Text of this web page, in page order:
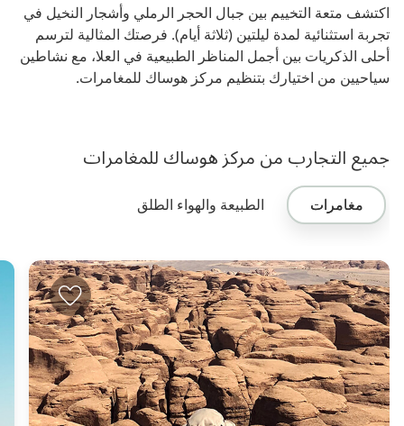
اكتشف متعة التخييم بين جبال الحجر الرملي وأشجار النخيل في
تجربة استثنائية لمدة ليلتين (ثلاثة أيام). فرصتك المثالية لترسم
أحلى الذكريات بين أجمل المناظر الطبيعية في العلا، مع نشاطين
سياحيين من اختيارك بتنظيم مركز هوساك للمغامرات.
جميع التجارب من مركز هوساك للمغامرات
مغامرات الطبيعة والهواء الطلق